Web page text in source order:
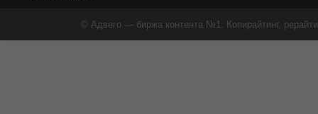
© Адвего — биржа контента №1. Копирайтинг,